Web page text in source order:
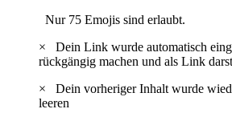
Nur 75 Emojis sind erlaubt.
×
Dein Link wurde automatisch
rückgängig machen und als Link
×
Dein vorheriger Inhalt wurde
leeren